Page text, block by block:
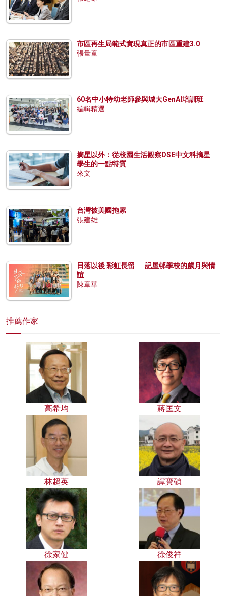
市區再生局範式實現真正的市區重建3.0
張量童
60名中小特幼老師參與城大GenAI培訓班
編輯精選
摘星以外：從校園生活觀察DSE中文科摘星
學生的一點特質
來文
台灣被美國拖累
張建雄
日落以後 彩虹長留──記屋邨學校的歲月與情
誼
陳章華
推薦作家
高希均 蔣匡文
林超英 譚寶碩
徐家健 徐俊祥